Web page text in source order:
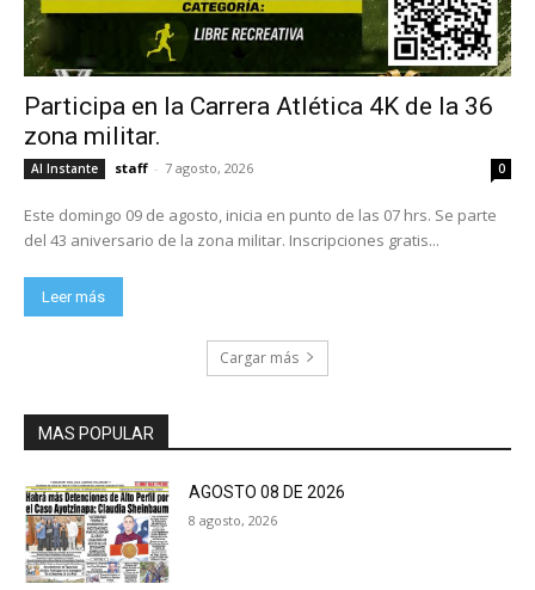
Participa en la Carrera Atlética 4K de la 36
zona militar.
Al Instante staff - 7 agosto, 2026 0
Este domingo 09 de agosto, inicia en punto de las 07 hrs. Se parte
del 43 aniversario de la zona militar. Inscripciones gratis...
Leer más
Cargar más
MAS POPULAR
AGOSTO 08 DE 2026
8 agosto, 2026